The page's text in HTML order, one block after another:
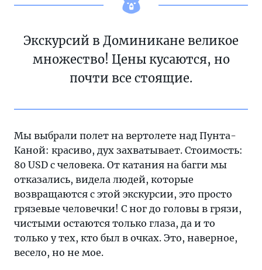
Экскурсий в Доминикане великое
множество! Цены кусаются, но
почти все стоящие.
Мы выбрали полет на вертолете над Пунта-
Каной: красиво, дух захватывает. Стоимость:
80 USD с человека. От катания на багги мы
отказались, видела людей, которые
возвращаются с этой экскурсии, это просто
грязевые человечки! С ног до головы в грязи,
чистыми остаются только глаза, да и то
только у тех, кто был в очках. Это, наверное,
весело, но не мое.